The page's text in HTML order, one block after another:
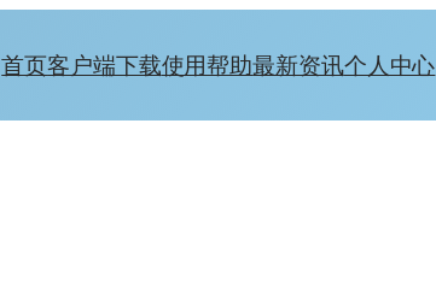
首页客户端下载使用帮助最新资讯个人中心